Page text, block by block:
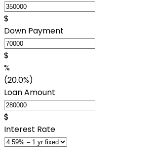
$
Down Payment
$
%
(20.0%)
Loan Amount
$
Interest Rate